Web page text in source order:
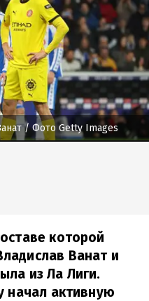
/ Фото Getty Images
которой
Ванат и
из Ла Лиги.
начал активную